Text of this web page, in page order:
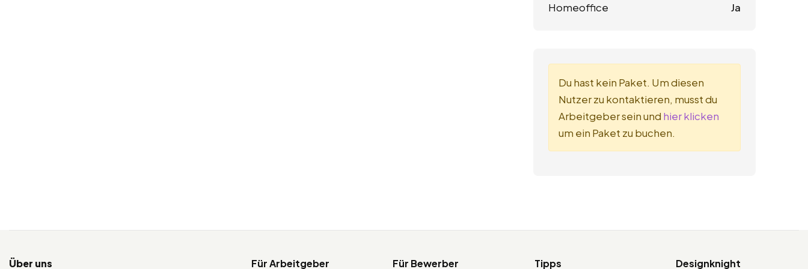
Homeoffice Ja
Du hast kein Paket. Um diesen
Nutzer zu kontaktieren, musst du
Arbeitgeber sein und hier klicken
um ein Paket zu buchen.
Über uns Für Arbeitgeber Für Bewerber Tipps Designknight